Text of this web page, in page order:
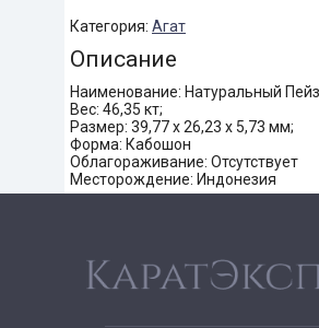
Категория: Агат
Описание
Наименование: Натуральный
Вес: 46,35 кт;
Размер: 39,77 х 26,23 х 5,73 мм;
Форма: Кабошон
Облагораживание: Отсутствует
Месторождение: Индонезия